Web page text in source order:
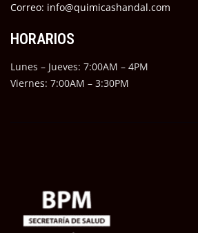
Correo: info@quimicashandal.com
HORARIOS
Lunes – Jueves: 7:00AM – 4PM
Viernes: 7:00AM – 3:30PM